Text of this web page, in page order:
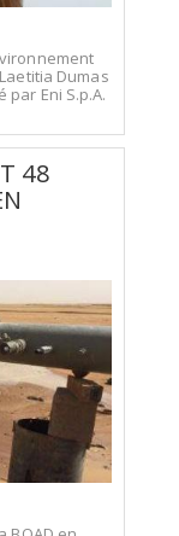
Dumas
par Eni S.p.A.
48